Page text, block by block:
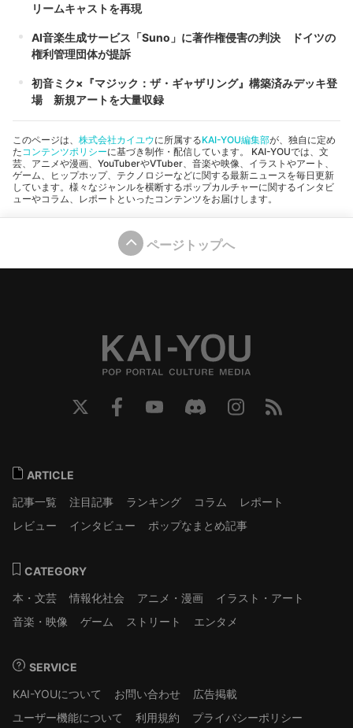
リームキャストを再現
AI音楽生成サービス「Suno」に著作権侵害の判決 ドイツの
権利管理団体が提訴
初音ミク×『マジック：ザ・ギャザリング』構築済みデッキ登
場 新規アートを大量収録
このページは、 株式会社カイユウに所属するKAI-YOU編集部が、独自に定め
たコンテンツポリシーに基づき制作・配信しています。 KAI-YOUでは、文
芸、アニメや漫画、YouTuberやVTuber、音楽や映像、イラストやアート、
ゲーム、ヒップホップ、テクノロジーなどに関する最新ニュースを毎日更新
しています。様々なジャンルを横断するポップカルチャーに関するインタビ
ューやコラム、レポートといったコンテンツをお届けします。
ページトップへ
ARTICLE
記事一覧
注目記事 ランキング コラム
レポート
レビュー
インタビュー ポップなまとめ記事
CATEGORY
本・文芸
情報化社会 アニメ・漫画
イラスト・アート
音楽・映像
ゲーム ストリート エンタメ
SERVICE
KAI-YOUについて
お問い合わせ
広告掲載
ユーザー機能について
利用規約 プライバシーポリシー